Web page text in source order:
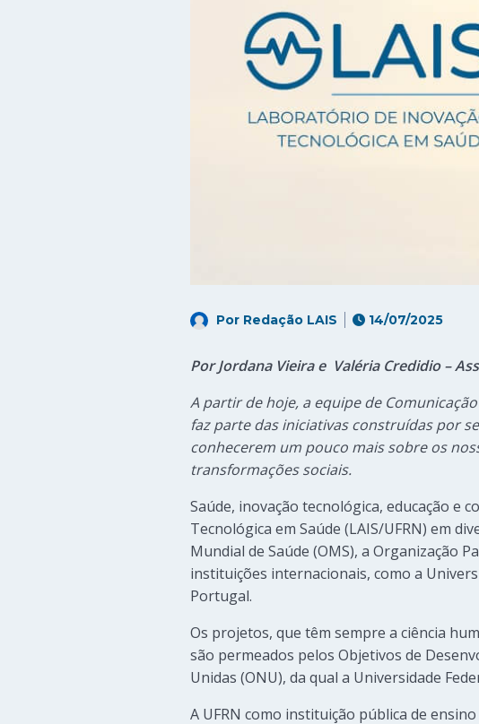
Por Redação LAIS 14/07/2025
Por Jordana Vieira e Valéria Credidio –
A partir de hoje, a equipe de
faz parte das iniciativas construídas por
conhecerem um pouco mais sobre os
transformações sociais.
Saúde, inovação tecnológica, educação e
Tecnológica em Saúde (LAIS/UFRN) em
Mundial de Saúde (OMS), a Organização
instituições internacionais, como a
Portugal.
Os projetos, que têm sempre a ciência
são permeados pelos Objetivos de
Unidas (ONU), da qual a Universidade
A UFRN como instituição pública de